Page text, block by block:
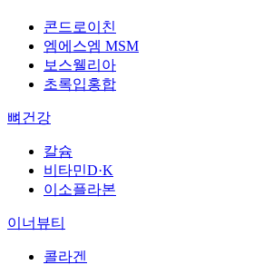
콘드로이친
엠에스엠 MSM
보스웰리아
초록입홍합
뼈건강
칼슘
비타민D·K
이소플라본
이너뷰티
콜라겐